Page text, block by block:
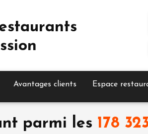
Avantages clients Espace
parmi les 178